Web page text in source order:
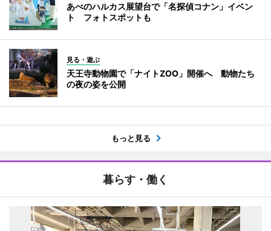
あべのハルカス展望台で「名探偵コナン」イベン
ト フォトスポットも
見る・遊ぶ
天王寺動物園で「ナイトZOO」開催へ 動物たち
の夜の姿を公開
もっと見る
暮らす・働く